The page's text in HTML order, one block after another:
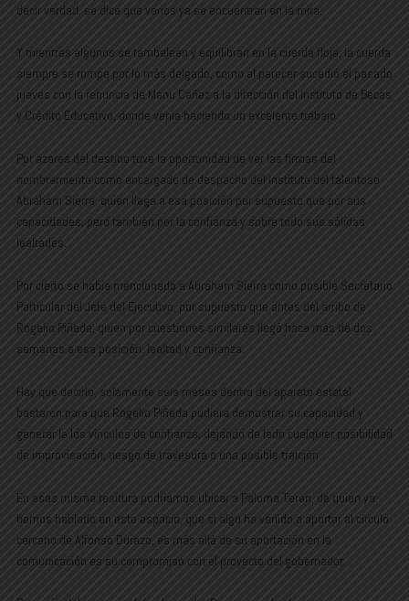
decir verdad, se dice que varios ya se encuentran en la mira.
Y mientras algunos se tambalean y equilibran en la cuerda floja, la cuerda
siempre se rompe por lo más delgado, como al parecer sucedió el pasado
jueves con la renuncia de Manu Cañez a la dirección del Instituto de Becas
y Crédito Educativo, donde venía haciendo un excelente trabajo.
Por azares del destino tuve la oportunidad de ver las firmas del
nombramiento como encargado de despacho del instituto del talentoso
Abraham Sierra, quien llega a esa posición por supuesto que por sus
capacidades, pero también por la confianza y sobre todo sus sólidas
lealtades.
Por cierto se había mencionado a Abraham Sierra como posible Secretario
Particular del Jefe del Ejecutivo, por supuesto que antes del arribo de
Rogelio Piñeda, quien por cuestiones similares llegó hace más de dos
semanas a esa posición: lealtad y confianza.
Hay que decirlo, solamente seis meses dentro del aparato estatal
bastaron para que Rogelio Piñeda pudiera demostrar su capacidad y
generar la los vínculos de confianza, dejando de lado cualquier posibilidad
de improvisación, riesgo de travesura o una posible traición.
En esas misma tesitura podríamos ubicar a Paloma Terán, de quien ya
hemos hablado en este espacio, que si algo ha venido a aportar al círculo
cercano de Alfonso Durazo, es más allá de su aportación en la
comunicación es su compromiso con el proyecto del gobernador.